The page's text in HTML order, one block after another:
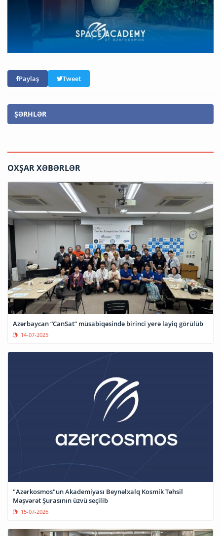
Paylaş Tweet
ŞƏRHLƏR
OXŞAR XƏBƏRLƏR
Azərbaycan “CanSat” müsabiqəsində birinci yerə layiq görülüb
14-07-2025
"Azərkosmos"un Akademiyası Beynəlxalq Kosmik Təhsil
Məşvərət Şurasının üzvü seçilib
15-07-2026